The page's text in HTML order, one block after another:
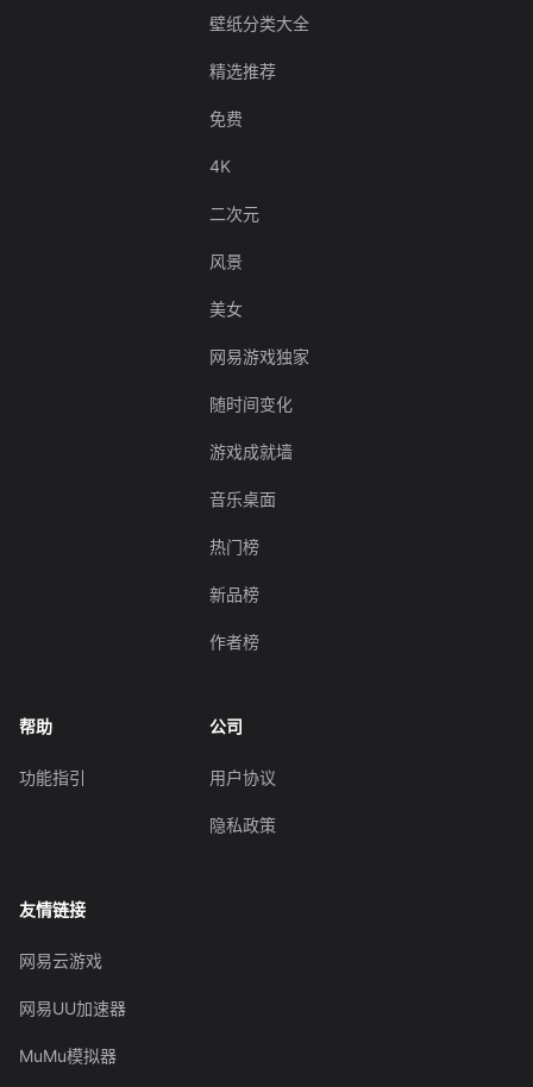
壁纸分类大全
精选推荐
免费
4K
二次元
风景
美女
网易游戏独家
随时间变化
游戏成就墙
音乐桌面
热门榜
新品榜
作者榜
帮助
功能指引
公司
用户协议
隐私政策
友情链接
网易云游戏
网易UU加速器
MuMu模拟器